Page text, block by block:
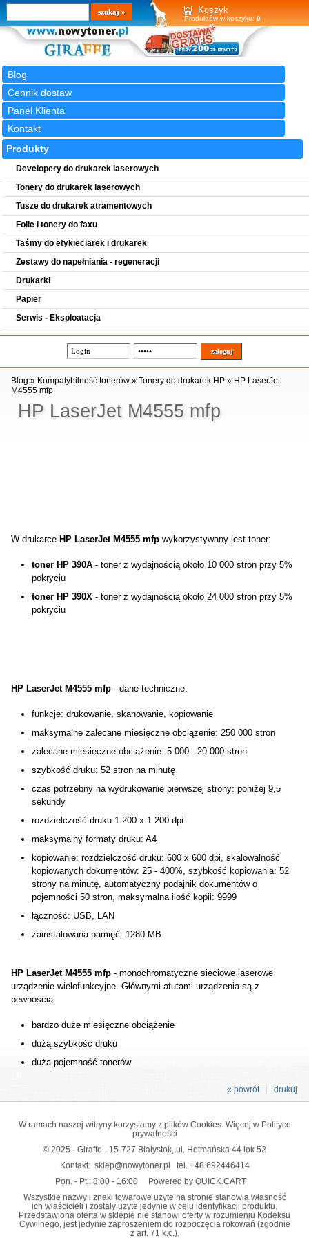
Koszyk
Produktów w koszyku: 0
Blog
Cennik dostaw
Panel Klienta
Kontakt
Wyszukiwarka
szukaj
Produkty
Developery do drukarek laserowych
Tonery do drukarek laserowych
Tusze do drukarek atramentowych
Folie i tonery do faxu
Taśmy do etykieciarek i drukarek
Zestawy do napełniania - regeneracji
Drukarki
Papier
Serwis - Eksploatacja
HP LaserJet M4555 mfp
Blog » Kompatybilność tonerów »Tonery do drukarek HP » HP LaserJet
M4555 mfp
W drukarce HP LaserJet M4555 mfpwykorzystywany jest toner:
toner HP 390A - toner z wydajnością około 10 000 stron przy 5%
pokryciu
toner HP 390X - toner z wydajnością około 24 000 stron przy 5%
pokryciu
HP LaserJet M4555 mfp- dane techniczne:
funkcje: drukowanie, skanowanie, kopiowanie
maksymalne zalecane miesięczne obciążenie: 250 000 stron
zalecane miesięczne obciążenie: 5 000 - 20 000 stron
szybkość druku: 52 stron na minutę
czas potrzebny na wydrukowanie pierwszej strony: poniżej 9,5
sekundy
rozdzielczość druku 1 200 x 1 200 dpi
maksymalny formaty druku: A4
kopiowanie: rozdzielczość druku: 600 x 600 dpi, skalowalność
kopiowanych dokumentów: 25 - 400%, szybkość kopiowania: 52
strony na minutę, automatyczny podajnik dokumentów o
pojemności 50 stron, maksymalna ilość kopii: 9999
łączność: USB, LAN
zainstalowana pamięć: 1280 MB
HP LaserJet M4555 mfp- monochromatyczne sieciowe laserowe
urządzenie wielofunkcyjne. Głównymi atutami urządzenia są z
pewnością:
bardzo duże miesięczne obciążenie
dużą szybkość druku
duża pojemność tonerów
drukuj
« powrót
W ramach naszej witryny korzystamy z plików Cookies. Więcej w Polityce
prywatności
© 2025 - Giraffe - 15-727 Białystok, ul. Hetmańska 44 lok 52
Kontakt: sklep@nowytoner.pl tel. +48 692446414
Pon. - Pt.: 8:00 - 16:00
Powered by QUICK.CART
Wszystkie nazwy i znaki towarowe użyte na stronie stanowią własność
ich właścicieli i zostały użyte jedynie w celu identyfikacji produktu.
Przedstawiona oferta w sklepie nie stanowi oferty w rozumieniu Kodeksu
Cywilnego, jest jedynie zaproszeniem do rozpoczęcia rokowań (zgodnie
z art. 71 k.c.).